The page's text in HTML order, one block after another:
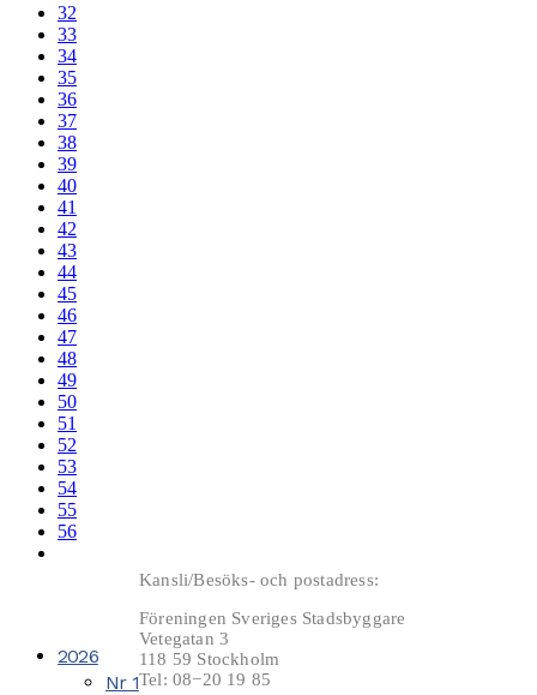
32
33
34
35
36
37
38
39
40
41
42
43
44
45
46
47
48
49
50
51
52
53
54
55
56
2026
Nr 1
Kansli/Besöks- och postadress:
Föreningen Sveriges Stadsbyggare
Vetegatan 3
118 59 Stockholm
Tel: 08−20 19 85